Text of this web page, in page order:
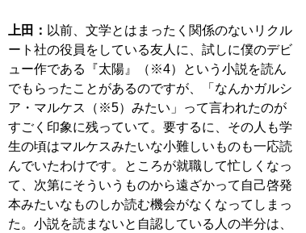
上田： 以前、文学とはまったく関係のないリクル
ート社の役員をしている友人に、試しに僕のデビ
ュー作である『太陽』（※4）という小説を読ん
でもらったことがあるのですが、「なんかガルシ
ア・マルケス（※5）みたい」って言われたのが
すごく印象に残っていて。要するに、その人も学
生の頃はマルケスみたいな小難しいものも一応読
んでいたわけです。ところが就職して忙しくなっ
て、次第にそういうものから遠ざかって自己啓発
本みたいなものしか読む機会がなくなってしまっ
た。小説を読まないと自認している人の半分は、